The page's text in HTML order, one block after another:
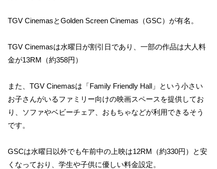
TGV CinemasとGolden Screen Cinemas（GSC）が有名。
TGV Cinemasは水曜日が割引日であり、一部の作品は大人料
金が13RM（約358円）
また、TGV Cinemasは「Family Friendly Hall」という小さい
お子さんがいるファミリー向けの映画スペースを提供してお
り、ソファやベビーチェア、おもちゃなどが利用できるそう
です。
GSCは水曜日以外でも午前中の上映は12RM（約330円）と安
くなっており、学生や子供に優しい料金設定。